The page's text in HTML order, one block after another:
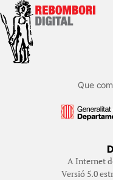
Que
A Internet
Versió 5.0